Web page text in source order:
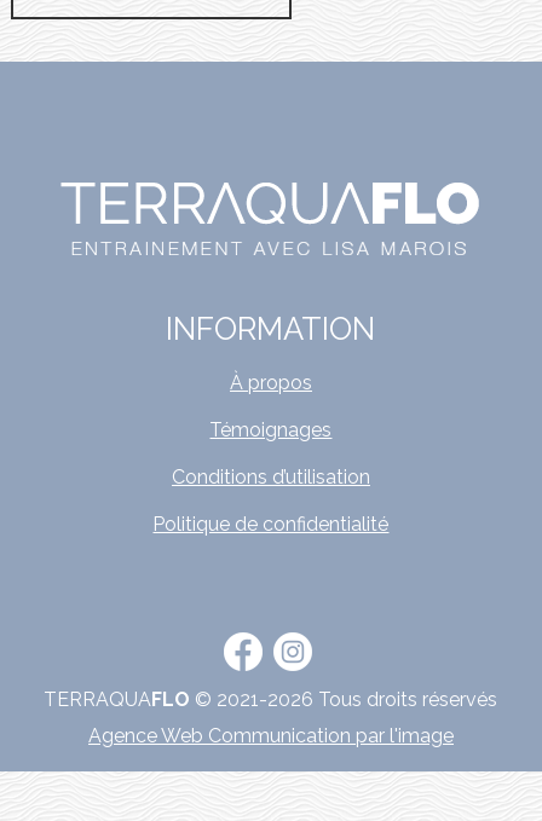
INFORMATION
À propos
Témoignages
Conditions d’utilisation
Politique de confidentialité
TERRAQUAFLO © 2021-2026 Tous droits réservés
Agence Web Communication par l'image